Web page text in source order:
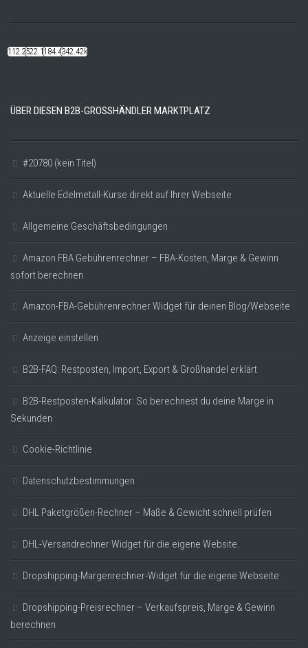
112.22k522.14k184.48k342.42k
ÜBER DIESEN B2B-GROSSHÄNDLER MARKTPLATZ
#20780 (kein Titel)
Aktuelle Edelmetall-Kurse direkt auf Ihrer Webseite
Allgemeine Geschäftsbedingungen
Amazon FBA Gebührenrechner – FBA-Kosten, Marge & Gewinn
sofort berechnen
Amazon-FBA-Gebührenrechner Widget für deinen Blog/Webseite
Anzeige einstellen
B2B-FAQ: Restposten, Import, Export & Großhandel erklärt
B2B-Restposten-Kalkulator: So berechnest du deine Marge in
Sekunden
Cookie-Richtlinie
Datenschutzbestimmungen
DHL Paketgrößen-Rechner – Maße & Gewicht schnell prüfen
DHL-Versandrechner Widget für die eigene Website.
Dropshipping-Margenrechner-Widget für die eigene Webseite
Dropshipping-Preisrechner – Verkaufspreis, Marge & Gewinn
berechnen